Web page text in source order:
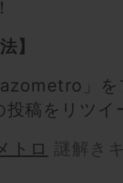
】
」を
稿をリツイ
トロ 謎解き